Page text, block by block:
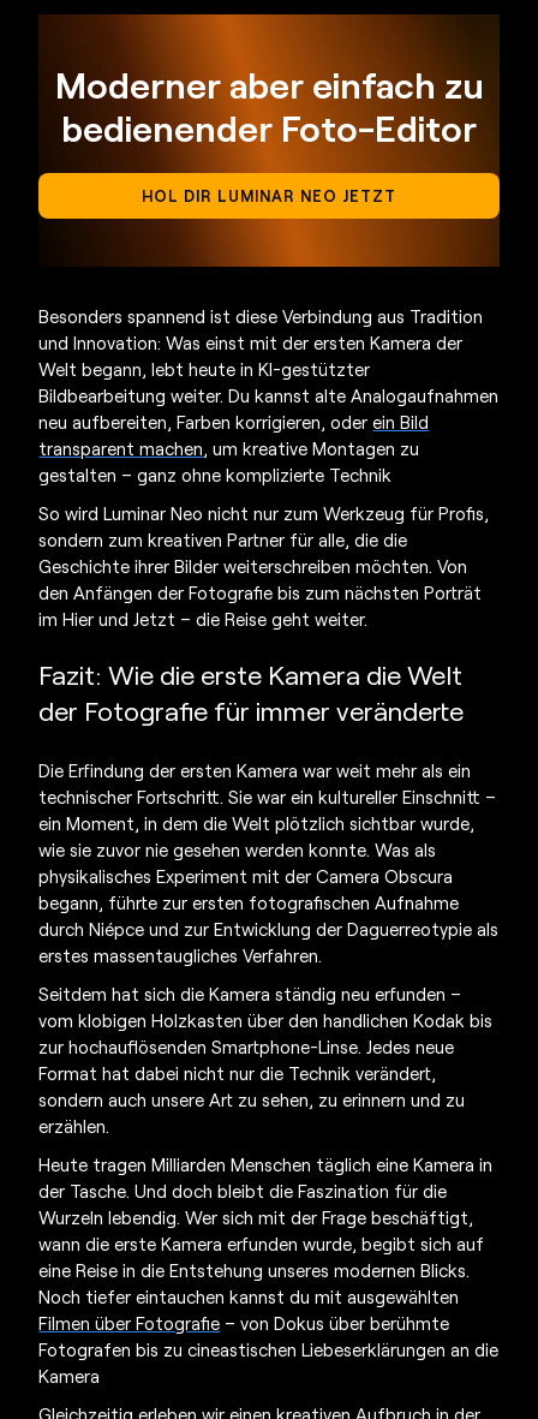
Moderner aber einfach zu
bedienender Foto-Editor
HOL DIR LUMINAR NEO JETZT
Besonders spannend ist diese Verbindung aus Tradition
und Innovation: Was einst mit derersten Kamera der
Welt begann, lebt heute in KI-gestützter
Bildbearbeitung weiter. Du kannst alte Analogaufnahmen
neu aufbereiten, Farben korrigieren, oderein Bild
transparent machen, um kreative Montagen zu
gestalten – ganz ohne komplizierte Technik
So wird Luminar Neo nicht nur zum Werkzeug für Profis,
sondern zum kreativen Partner für alle, die die
Geschichte ihrer Bilder weiterschreiben möchten. Von
den Anfängen der Fotografie bis zum nächsten Porträt
im Hier und Jetzt – die Reise geht weiter.
Fazit: Wie die erste Kamera die Welt
der Fotografie für immer veränderte
Die Erfindung der ersten Kamera war weit mehr als ein
technischer Fortschritt. Sie war ein kultureller Einschnitt –
ein Moment, in dem die Welt plötzlich sichtbar wurde,
wie sie zuvor nie gesehen werden konnte. Was als
physikalisches Experiment mit der Camera Obscura
begann, führte zur ersten fotografischen Aufnahme
durch Niépce und zur Entwicklung der Daguerreotypie als
erstes massentaugliches Verfahren.
Seitdem hat sich die Kamera ständig neu erfunden –
vom klobigen Holzkasten über den handlichen Kodak bis
zur hochauflösenden Smartphone-Linse. Jedes neue
Format hat dabei nicht nur die Technik verändert,
sondern auch unsere Art zu sehen, zu erinnern und zu
erzählen.
Heute tragen Milliarden Menschen täglich eine Kamera in
der Tasche. Und doch bleibt die Faszination für die
Wurzeln lebendig. Wer sich mit der Frage beschäftigt,
wann die erste Kamera erfunden wurde, begibt sich auf
eine Reise in die Entstehung unseres modernen Blicks.
Noch tiefer eintauchen kannst du mit ausgewählten
Filmen über Fotografie – von Dokus über berühmte
Fotografen bis zu cineastischen Liebeserklärungen an die
Kamera
Gleichzeitig erleben wir einen kreativen Aufbruch in der